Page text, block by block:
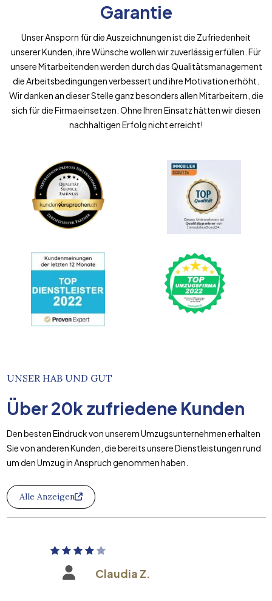
Garantie
Unser Ansporn für die Auszeichnungen ist die Zufriedenheit
unserer Kunden, ihre Wünsche wollen wir zuverlässig erfüllen. Für
unsere Mitarbeitenden werden durch das Qualitätsmanagement
die Arbeitsbedingungen verbessert und ihre Motivation erhöht.
Wir danken an dieser Stelle ganz besonders allen Mitarbeitern, die
sich für die Firma einsetzen. Ohne Ihren Einsatz hätten wir diesen
nachhaltigen Erfolg nicht erreicht!
UNSER HAB UND GUT
Über20k zufriedene Kunden
Den besten Eindruck von unserem Umzugsunternehmen erhalten
Sie von anderen Kunden, die bereits unsere Dienstleistungen rund
um den Umzug in Anspruch genommen haben.
Alle Anzeigen
Claudia Z.